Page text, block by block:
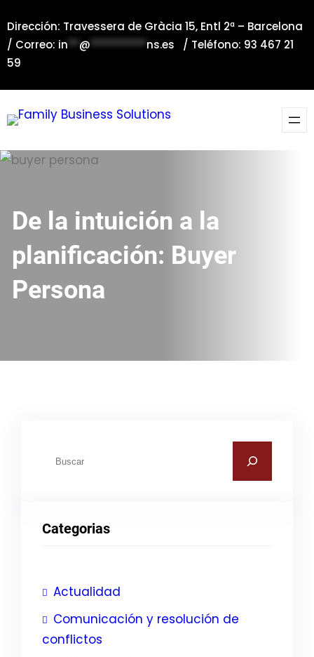
al
contenido
Dirección: Travessera de Gràcia 15, Entl 2ª – Barcelona
/ Correo: in**@**********ns.es / Teléfono: 93 467 21
59
De la intuición a la
planificación: Buyer
Persona
a
Categorias
Actualidad
Comunicación y resolución de
conflictos